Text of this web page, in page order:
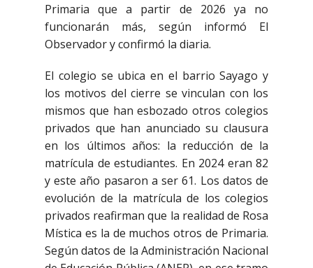
Primaria que a partir de 2026 ya no
funcionarán más, según informó El
Observador y confirmó la diaria.
El colegio se ubica en el barrio Sayago y
los motivos del cierre se vinculan con los
mismos que han esbozado otros colegios
privados que han anunciado su clausura
en los últimos años: la reducción de la
matrícula de estudiantes. En 2024 eran 82
y este año pasaron a ser 61. Los datos de
evolución de la matrícula de los colegios
privados reafirman que la realidad de Rosa
Mística es la de muchos otros de Primaria.
Según datos de la Administración Nacional